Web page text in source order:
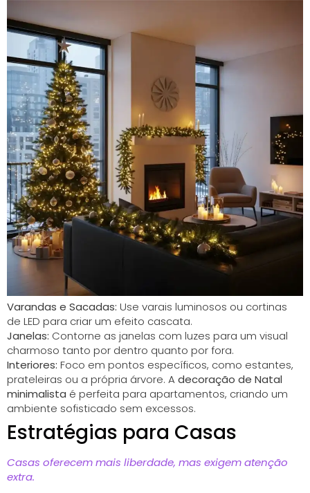
Varandas e Sacadas: Use varais luminosos ou cortinas
de LED para criar um efeito cascata.
Janelas: Contorne as janelas com luzes para um visual
charmoso tanto por dentro quanto por fora.
Interiores: Foco em pontos específicos, como estantes,
prateleiras ou a própria árvore. A decoração de Natal
minimalista é perfeita para apartamentos, criando um
ambiente sofisticado sem excessos.
Estratégias para Casas
Casas oferecem mais liberdade, mas exigem atenção
extra.